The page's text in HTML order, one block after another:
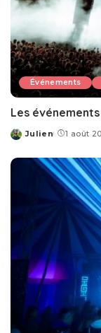
Événements
Les
Posted
Julien 1 août